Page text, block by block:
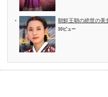
朝鮮王朝の絶世の美
10ビュー